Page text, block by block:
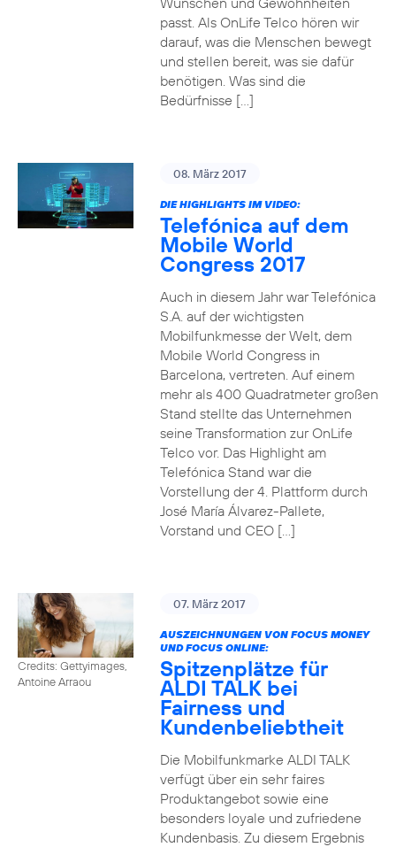
passt. Als OnLife Telco hören wir
darauf, was die Menschen bewegt
und stellen bereit, was sie dafür
benötigen. Was sind die
Bedürfnisse […]
08. März 2017
DIE HIGHLIGHTS IM VIDEO:
Telefónica auf dem
Mobile World
Congress 2017
Auch in diesem Jahr war Telefónica
S.A. auf der wichtigsten
Mobilfunkmesse der Welt, dem
Mobile World Congress in
Barcelona, vertreten. Auf einem
mehr als 400 Quadratmeter großen
Stand stellte das Unternehmen
seine Transformation zur OnLife
Telco vor. Das Highlight am
Telefónica Stand war die
Vorstellung der 4. Plattform durch
José María Álvarez-Pallete,
Vorstand und CEO […]
Credits: Gettyimages,
Antoine Arraou
07. März 2017
AUSZEICHNUNGEN VON FOCUS MONEY
UND FOCUS ONLINE:
Spitzenplätze für
ALDI TALK bei
Fairness und
Kundenbeliebtheit
Die Mobilfunkmarke ALDI TALK
verfügt über ein sehr faires
Produktangebot sowie eine
besonders loyale und zufriedene
Kundenbasis. Zu diesem Ergebnis